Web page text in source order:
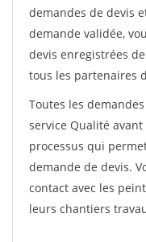
demandes de devis
demande validée,
devis enregistrées
tous les partenaires
Toutes les
service Qualité
processus qui
demande de devis.
contact avec les
leurs chantiers